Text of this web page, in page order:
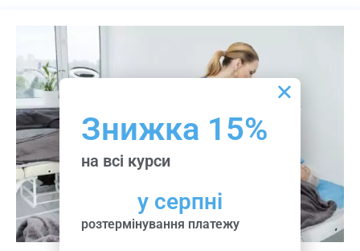
Знижка 15%
на всі курси
у серпні
розтермінування платежу